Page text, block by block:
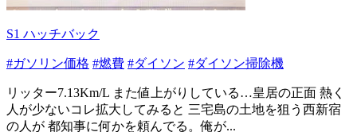
S1 ハッチバック
#ガソリン価格 #燃費 #ダイソン #ダイソン掃除機
リッター7.13Km/L また値上がりしている…皇居の正面 熱く
人が少ないコレ拡大してみると 三宅島の土地を狙う西新宿
の人が 都知事に何かを頼んでる。俺が...